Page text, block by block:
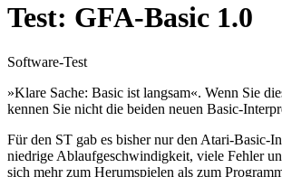
Test: GFA-Basic 1.0
Software-Test
»Klare Sache: Basic ist langsam«. Wenn Sie
kennen Sie nicht die beiden neuen Basic-
Für den ST gab es bisher nur den Atari-Basic-
niedrige Ablaufgeschwindigkeit, viele Fehler
sich mehr zum Herumspielen als zum